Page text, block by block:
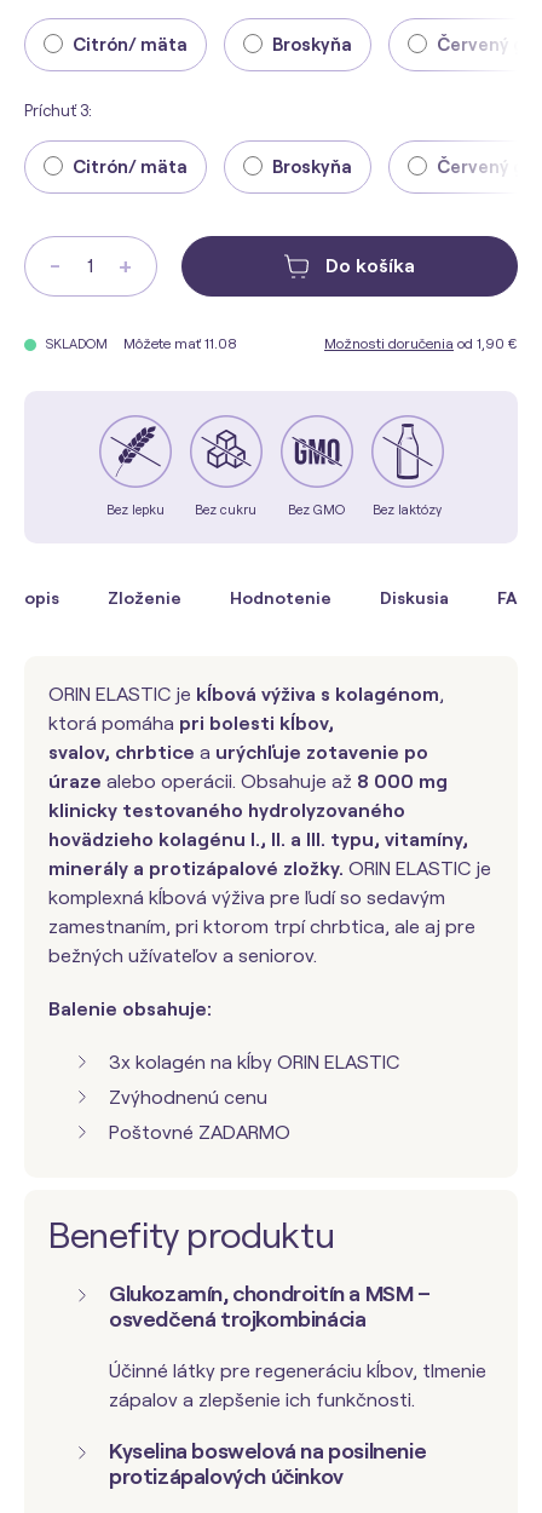
Citrón/ mäta Broskyňa Červený
Príchuť 3:
Citrón/ mäta Broskyňa Červený
- + Do košíka
SKLADOM Môžete mať 11.08 Možnosti doručenia od 1,90 €
Bez lepku Bez cukru Bez GMO Bez laktózy
Popis Zloženie Hodnotenie Diskusia FAQ
ORIN ELASTIC je kĺbová výživa s kolagénom,
ktorá pomáha pri bolesti kĺbov,
svalov, chrbtice a urýchľuje zotavenie po
úraze alebo operácii. Obsahuje až 8 000 mg
klinicky testovaného hydrolyzovaného
hovädzieho kolagénu I., II. a III. typu, vitamíny,
minerály a protizápalové zložky. ORIN ELASTIC je
komplexná kĺbová výživa pre ľudí so sedavým
zamestnaním, pri ktorom trpí chrbtica, ale aj pre
bežných užívateľov a seniorov.
Balenie obsahuje:
3x kolagén na kĺby ORIN ELASTIC
Zvýhodnenú cenu
Poštovné ZADARMO
Benefity produktu
Glukozamín, chondroitín a MSM –
osvedčená trojkombinácia
Účinné látky pre regeneráciu kĺbov, tlmenie
zápalov a zlepšenie ich funkčnosti.
Kyselina boswelová na posilnenie
protizápalových účinkov